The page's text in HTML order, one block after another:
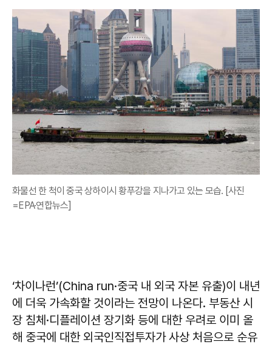
화물선 한 척이 중국 상하이시 황푸강을 지나가고 있는 모습. [사진
=EPA·연합뉴스]
‘차이나런’(China run·중국 내 외국 자본 유출)이 내년
에 더욱 가속화할 것이라는 전망이 나온다. 부동산 시
장 침체·디플레이션 장기화 등에 대한 우려로 이미 올
해 중국에 대한 외국인직접투자가 사상 처음으로 순유